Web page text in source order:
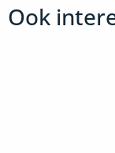
Ook